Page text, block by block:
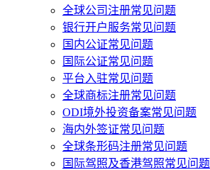
全球公司注册常见问题
银行开户服务常见问题
国内公证常见问题
国际公证常见问题
平台入驻常见问题
全球商标注册常见问题
ODI境外投资备案常见问题
海内外签证常见问题
全球条形码注册常见问题
国际驾照及香港驾照常见问题